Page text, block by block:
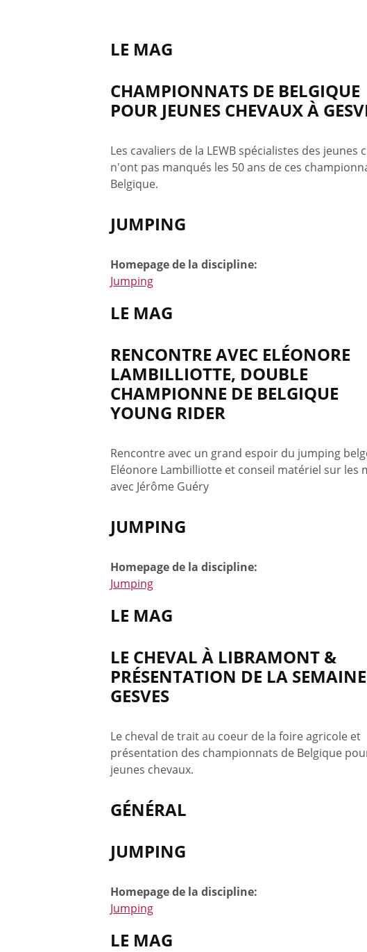
LE MAG
CHAMPIONNATS DE BELGIQUE
POUR JEUNES CHEVAUX À
Les cavaliers de la LEWB spécialistes des jeunes
n'ont pas manqués les 50 ans de ces
Belgique.
JUMPING
Homepage de la discipline:
Jumping
LE MAG
RENCONTRE AVEC ELÉONORE
LAMBILLIOTTE, DOUBLE
CHAMPIONNE DE BELGIQUE
YOUNG RIDER
Rencontre avec un grand espoir du jumping
Eléonore Lambilliotte et conseil matériel sur les
avec Jérôme Guéry
JUMPING
Homepage de la discipline:
Jumping
LE MAG
LE CHEVAL À LIBRAMONT &
PRÉSENTATION DE LA
GESVES
Le cheval de trait au coeur de la foire agricole et
présentation des championnats de Belgique
jeunes chevaux.
GÉNÉRAL
JUMPING
Homepage de la discipline:
Jumping
LE MAG